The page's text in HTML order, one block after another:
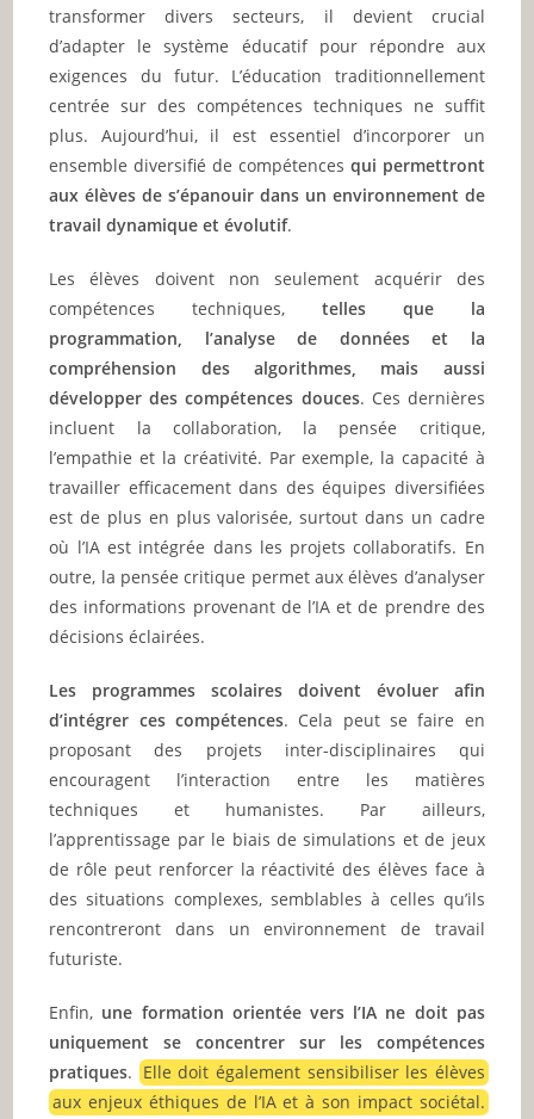
transformer divers secteurs, il devient crucial
d’adapter le système éducatif pour répondre aux
exigences du futur. L’éducation traditionnellement
centrée sur des compétences techniques ne suffit
plus. Aujourd’hui, il est essentiel d’incorporer un
ensemble diversifié de compétences qui permettront
aux élèves de s’épanouir dans un environnement de
travail dynamique et évolutif.
Les élèves doivent non seulement acquérir des
compétences techniques, telles que la
programmation, l’analyse de données et la
compréhension des algorithmes, mais aussi
développer des compétences douces. Ces dernières
incluent la collaboration, la pensée critique,
l’empathie et la créativité. Par exemple, la capacité à
travailler efficacement dans des équipes diversifiées
est de plus en plus valorisée, surtout dans un cadre
où l’IA est intégrée dans les projets collaboratifs. En
outre, la pensée critique permet aux élèves d’analyser
des informations provenant de l’IA et de prendre des
décisions éclairées.
Les programmes scolaires doivent évoluer afin
d’intégrer ces compétences. Cela peut se faire en
proposant des projets inter-disciplinaires qui
encouragent l’interaction entre les matières
techniques et humanistes. Par ailleurs,
l’apprentissage par le biais de simulations et de jeux
de rôle peut renforcer la réactivité des élèves face à
des situations complexes, semblables à celles qu’ils
rencontreront dans un environnement de travail
futuriste.
Enfin, une formation orientée vers l’IA ne doit pas
uniquement se concentrer sur les compétences
pratiques. Elle doit également sensibiliser les élèves
aux enjeux éthiques de l’IA et à son impact sociétal.